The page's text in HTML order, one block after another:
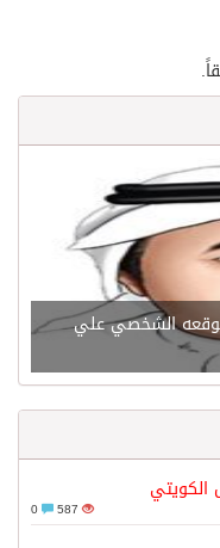
الشخصي علي
587